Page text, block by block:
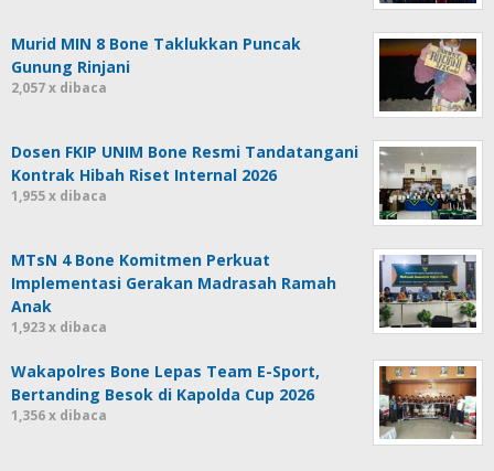
Murid MIN 8 Bone Taklukkan Puncak
Gunung Rinjani
2,057 x dibaca
Dosen FKIP UNIM Bone Resmi Tandatangani
Kontrak Hibah Riset Internal 2026
1,955 x dibaca
MTsN 4 Bone Komitmen Perkuat
Implementasi Gerakan Madrasah Ramah
Anak
1,923 x dibaca
Wakapolres Bone Lepas Team E-Sport,
Bertanding Besok di Kapolda Cup 2026
1,356 x dibaca